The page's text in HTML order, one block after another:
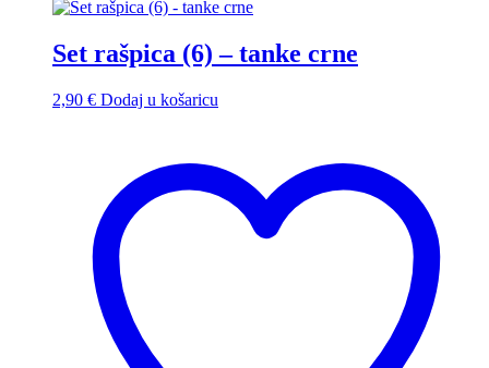
Set rašpica (6) – tanke crne
2,90 € Dodaj u košaricu